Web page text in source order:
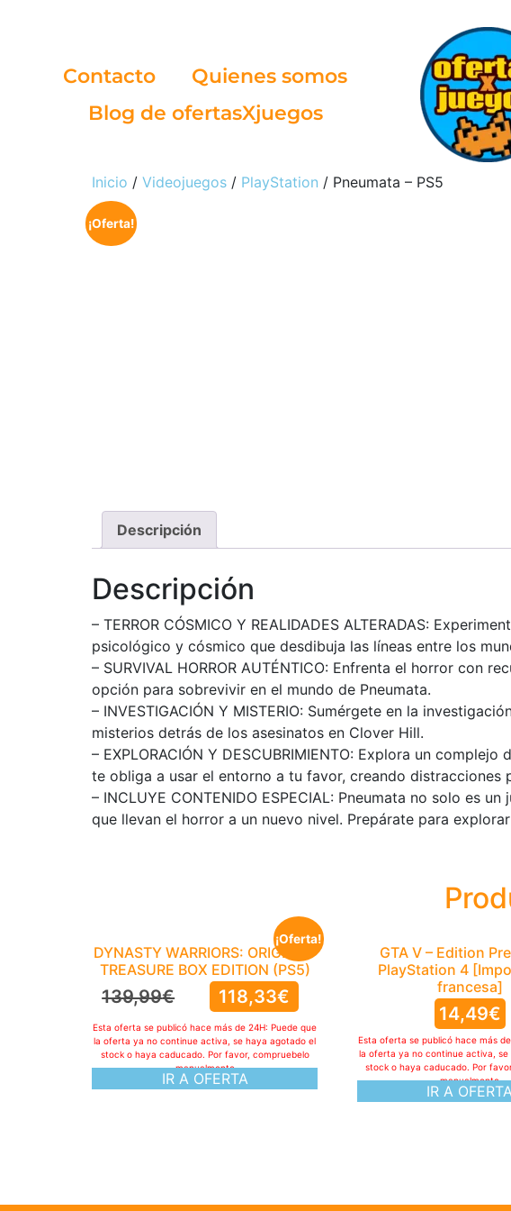
Contacto
Quienes somos
Blog de ofertasXjuegos
Inicio / Videojuegos / PlayStation / Pneumata – PS5
¡Oferta!
Descripción
Descripción
– TERROR CÓSMICO Y REALIDADES ALTERADAS:
psicológico y cósmico que desdibuja las líneas entre los
– SURVIVAL HORROR AUTÉNTICO: Enfrenta el horror con
opción para sobrevivir en el mundo de Pneumata.
– INVESTIGACIÓN Y MISTERIO: Sumérgete en la
misterios detrás de los asesinatos en Clover Hill.
– EXPLORACIÓN Y DESCUBRIMIENTO: Explora un
te obliga a usar el entorno a tu favor, creando distracciones
– INCLUYE CONTENIDO ESPECIAL: Pneumata no solo es
que llevan el horror a un nuevo nivel. Prepárate para
¡Oferta!
DYNASTY WARRIORS: ORIGINS –
TREASURE BOX EDITION (PS5)
139,99€ 118,33€
IR A OFERTA
Esta oferta se publicó hace más de 24H: Puede que
la oferta ya no continue activa, se haya agotado el
stock o haya caducado. Por favor, compruebelo
manualmente
GTA V – Edition
PlayStation 4
francesa]
14,49€
IR A OFERTA
Esta oferta se publicó hace más
la oferta ya no continue activa, se
stock o haya caducado. Por
manualmente